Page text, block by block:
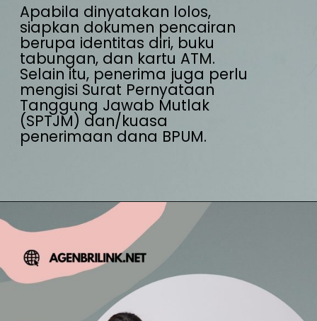
Apabila dinyatakan lolos,
siapkan dokumen pencairan
berupa identitas diri, buku
tabungan, dan kartu ATM.
Selain itu, penerima juga perlu
mengisi Surat Pernyataan
Tanggung Jawab Mutlak
(SPTJM) dan/kuasa
penerimaan dana BPUM.